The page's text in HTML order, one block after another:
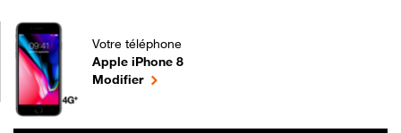
Votre téléphone
Apple iPhone 8
Comment libérer de l'espace sur votre iPhone ?
Modifierle téléphone sélectionné